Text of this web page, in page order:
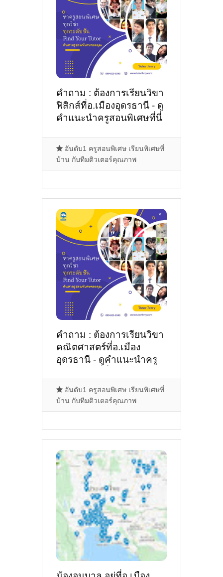
คำถาม : ต้องการเรียนวิขา
ฟิสิกส์ที่อ.เมืองอุดรธานี - ดู
คำแนะนำครูสอนพิเศษที่นี่
อันดับ1 ครูสอนพิเศษ เรียนพิเศษที่
บ้าน กับทีมติวเตอร์คุณภาพ
คำถาม : ต้องการเรียนวิขา
คณิตศาสตร์ที่อ.เมือง
อุดรธานี - ดูคำแนะนำครู
อันดับ1 ครูสอนพิเศษ เรียนพิเศษที่
บ้าน กับทีมติวเตอร์คุณภาพ